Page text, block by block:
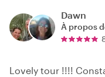
Dawn
À propos
Lovely tour !!!!